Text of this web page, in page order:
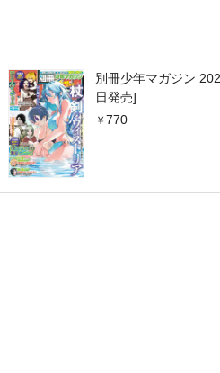
別冊少年マガジン
日発売]
770